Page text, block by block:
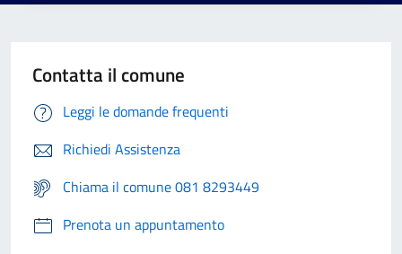
Contatta il comune
Leggi le domande frequenti
Richiedi Assistenza
Chiama il comune 081 8293449
Prenota un appuntamento